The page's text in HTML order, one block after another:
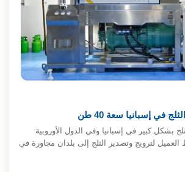
في إسبانيا سعة 40 طن
بشكل كبير في إسبانيا وفي الدول الأوروبية
لترويج وتصدير الثلج إلى بلدان مجاورة في